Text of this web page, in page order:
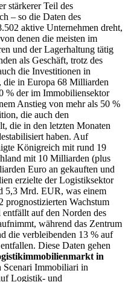
stärkerer Teil des
– so die Daten des
aktive Unternehmen dreht,
denen die meisten im
und der Lagerhaltung tätig
als Geschäft, trotz des
die Investitionen in
in Europa 68 Milliarden
% der im Immobiliensektor
Anstieg von mehr als 50 %
die auch den
die in den letzten Monaten
haben. Auf
Königreich mit rund 19
mit 10 Milliarden (plus
Euro an gekauften und
erzielte der Logistiksektor
5,3 Mrd. EUR, was einem
prognostizierten Wachstum
auf den Norden des
während das Zentrum
die verbleibenden 13 % auf
Diese Daten gehen
in
Scenari Immobiliari in
Logistik- und